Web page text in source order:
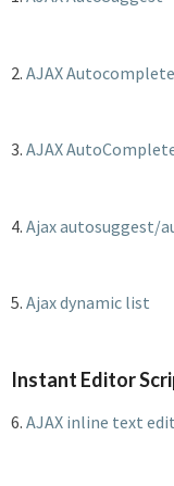
2. AJAX
3. AJAX
4. Ajax autosuggest/
5. Ajax dynamic list
Instant Editor
6. AJAX inline text